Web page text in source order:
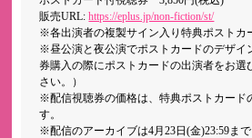
販売URL:https://eplus.jp/non-fiction/st/
※各出演者の複製サイン入り特典ポストカ
※昼公演と夜公演でポストカードのデザイ
券購入の際にポストカードの出演者をお選
さい。）
※配信視聴券の価格は、特典ポストカード
す。
※配信のアーカイブは4月23日(金)23:59まで